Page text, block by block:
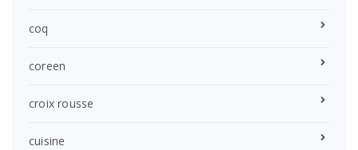
coq
coreen
croix rousse
cuisine